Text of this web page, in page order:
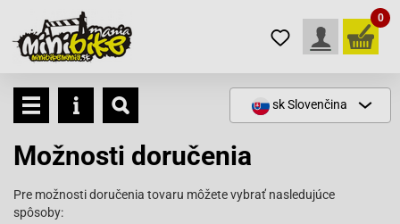
0
skSlovenčina
Možnosti doručenia
Pre možnosti doručenia tovaru môžete vybrať nasledujúce
spôsoby: